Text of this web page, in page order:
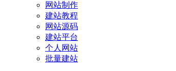
网站制作
建站教程
网站源码
建站平台
个人网站
批量建站